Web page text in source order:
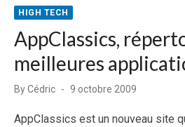
HIGH TECH
AppClassics,
meilleures
ByCédric
Posted
9 octobre 2009
AppClassics est un nouveau site